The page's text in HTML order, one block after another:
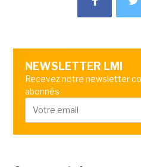
NEWSLETTER LMI
Recevez notre newsletter
abonnés